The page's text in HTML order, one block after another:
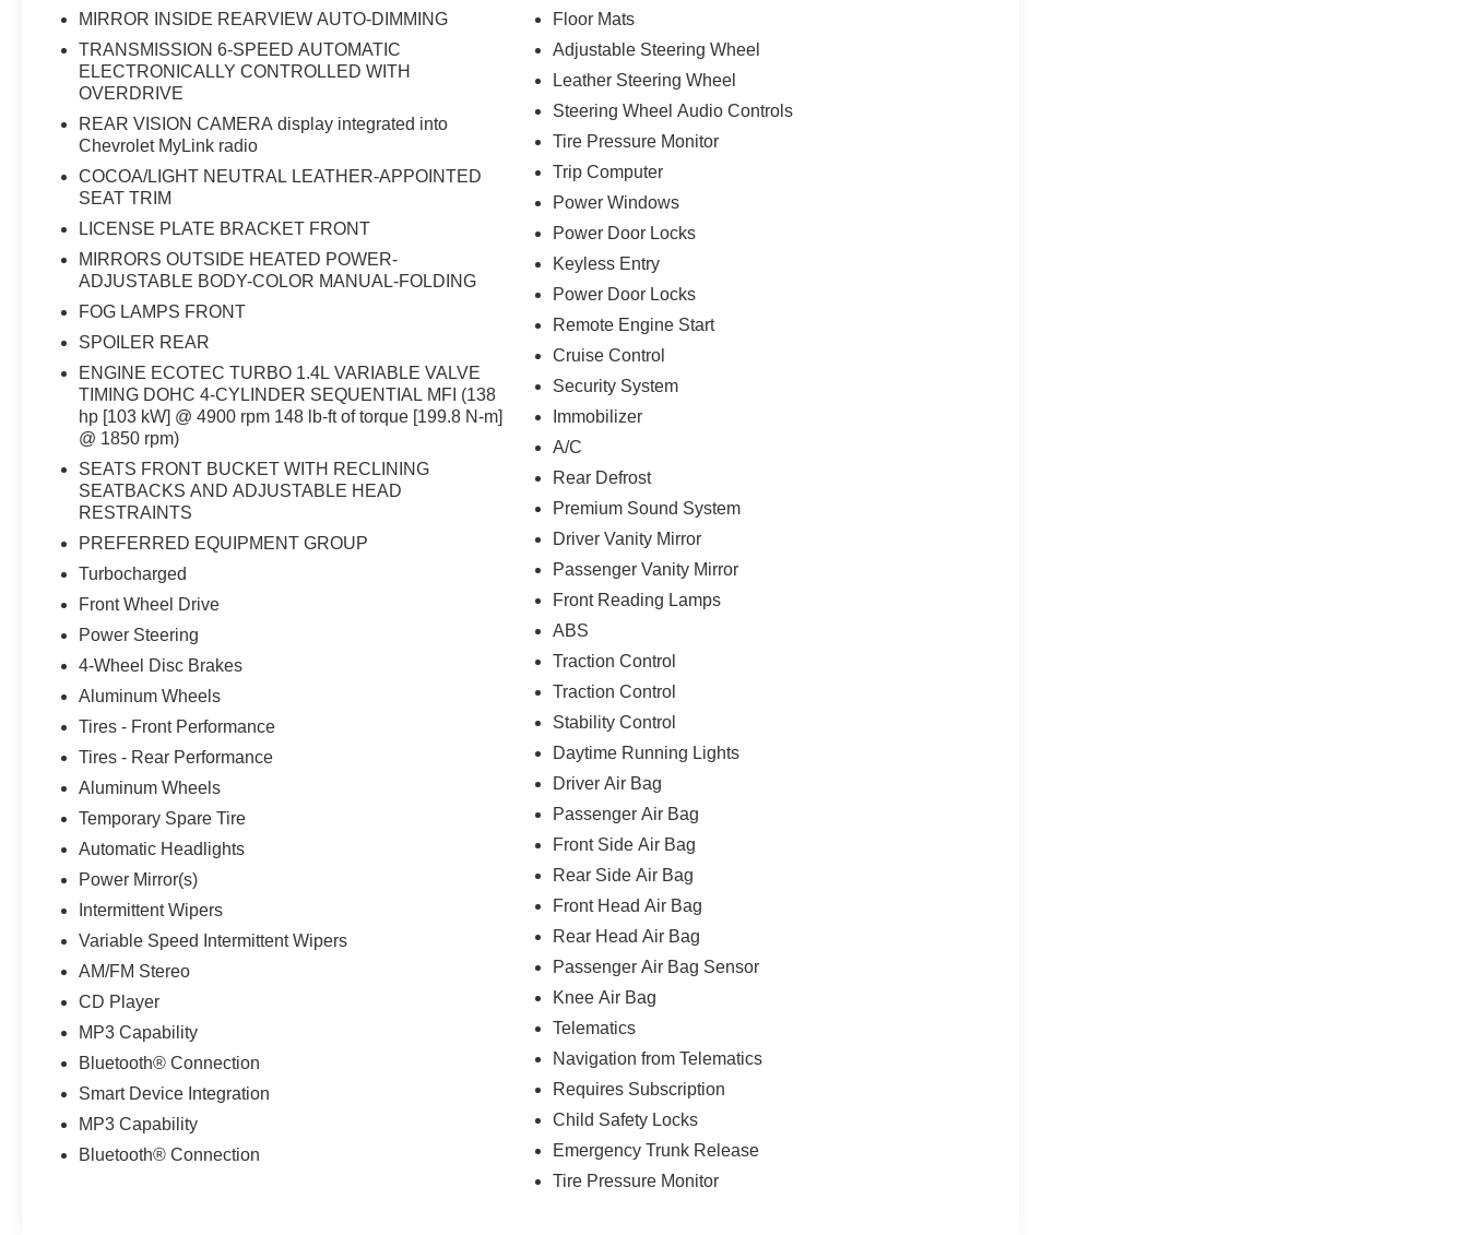
MIRROR INSIDE REARVIEW AUTO-DIMMING
TRANSMISSION 6-SPEED AUTOMATIC
ELECTRONICALLY CONTROLLED WITH
OVERDRIVE
REAR VISION CAMERA display integrated into
Chevrolet MyLink radio
COCOA/LIGHT NEUTRAL LEATHER-APPOINTED
SEAT TRIM
LICENSE PLATE BRACKET FRONT
MIRRORS OUTSIDE HEATED POWER-
ADJUSTABLE BODY-COLOR MANUAL-FOLDING
FOG LAMPS FRONT
SPOILER REAR
ENGINE ECOTEC TURBO 1.4L VARIABLE VALVE
TIMING DOHC 4-CYLINDER SEQUENTIAL MFI (138
hp [103 kW] @ 4900 rpm 148 lb-ft of torque [199.8 N-m]
@ 1850 rpm)
SEATS FRONT BUCKET WITH RECLINING
SEATBACKS AND ADJUSTABLE HEAD
RESTRAINTS
PREFERRED EQUIPMENT GROUP
Turbocharged
Front Wheel Drive
Power Steering
4-Wheel Disc Brakes
Aluminum Wheels
Tires - Front Performance
Tires - Rear Performance
Aluminum Wheels
Temporary Spare Tire
Automatic Headlights
Power Mirror(s)
Intermittent Wipers
Variable Speed Intermittent Wipers
AM/FM Stereo
CD Player
MP3 Capability
Bluetooth® Connection
Smart Device Integration
MP3 Capability
Bluetooth® Connection
Floor Mats
Adjustable Steering Wheel
Leather Steering Wheel
Steering Wheel Audio Controls
Tire Pressure Monitor
Trip Computer
Power Windows
Power Door Locks
Keyless Entry
Power Door Locks
Remote Engine Start
Cruise Control
Security System
Immobilizer
A/C
Rear Defrost
Premium Sound System
Driver Vanity Mirror
Passenger Vanity Mirror
Front Reading Lamps
ABS
Traction Control
Traction Control
Stability Control
Daytime Running Lights
Driver Air Bag
Passenger Air Bag
Front Side Air Bag
Rear Side Air Bag
Front Head Air Bag
Rear Head Air Bag
Passenger Air Bag Sensor
Knee Air Bag
Telematics
Navigation from Telematics
Requires Subscription
Child Safety Locks
Emergency Trunk Release
Tire Pressure Monitor